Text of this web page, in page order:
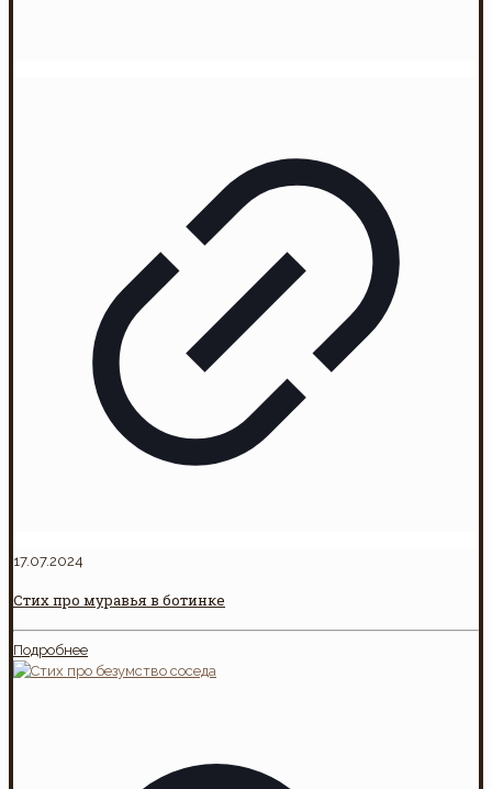
17.07.2024
Стих про муравья в ботинке
Подробнее